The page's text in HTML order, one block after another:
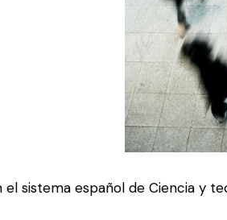
sistema español de Ciencia y